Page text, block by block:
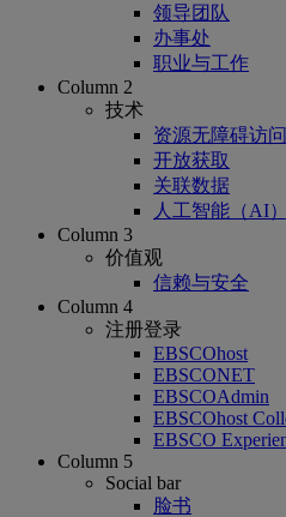
领导团队
办事处
职业与工作
Column 2
技术
资源无障碍访问
开放获取
关联数据
人工智能（AI）
Column 3
价值观
信赖与安全
Column 4
注册登录
EBSCOhost
EBSCONET
EBSCOAdmin
EBSCOhost
EBSCO
Column 5
Social bar
脸书